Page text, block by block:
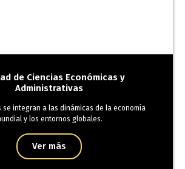
de Ciencias Económicas y
Administrativas
se integran a las dinámicas de la economía
y los entornos globales.
Ver más